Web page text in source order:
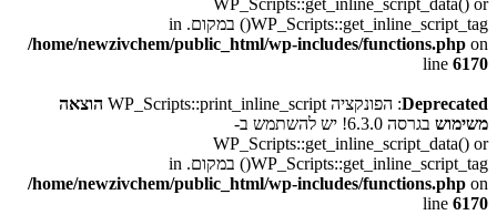
WP_Scripts::get_inline_script_data() or
WP_Scripts::get_inline_script_tag() במקום. in
/home/newzivchem/public_html/wp-includes/functions.php on
line 6170
Deprecated: הפונקציה WP_Scripts::print_inline_script
הוצאה
משימוש
בגרסה 6.3.0! יש להשתמש ב-
WP_Scripts::get_inline_script_data() or
WP_Scripts::get_inline_script_tag() במקום. in
/home/newzivchem/public_html/wp-includes/functions.php on
line 6170